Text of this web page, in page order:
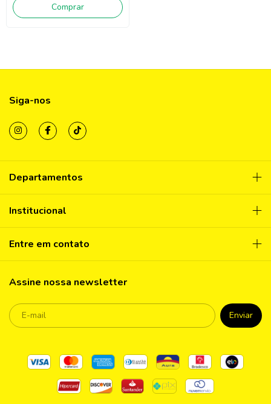
Comprar
Siga-nos
Departamentos
Institucional
Entre em contato
Assine nossa newsletter